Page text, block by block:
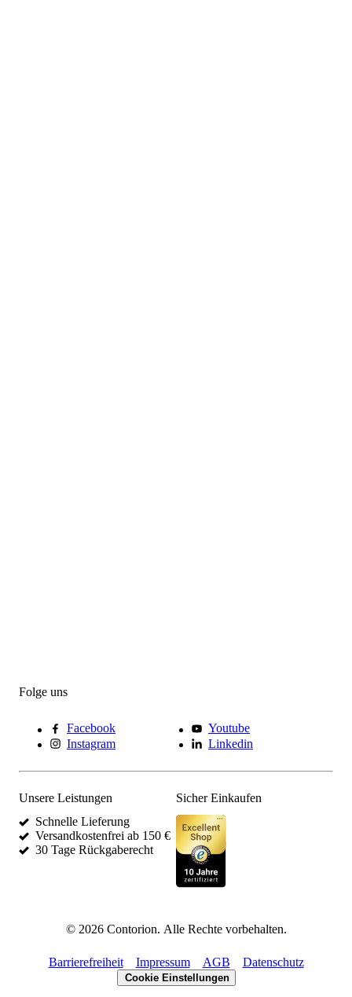
Folge uns
Facebook
Youtube
Instagram
Linkedin
Unsere Leistungen
Schnelle Lieferung
Versandkostenfrei ab 150 €
30 Tage Rückgaberecht
Sicher Einkaufen
© 2026Contorion. Alle Rechte vorbehalten.
Barrierefreiheit Impressum AGB Datenschutz
Cookie Einstellungen